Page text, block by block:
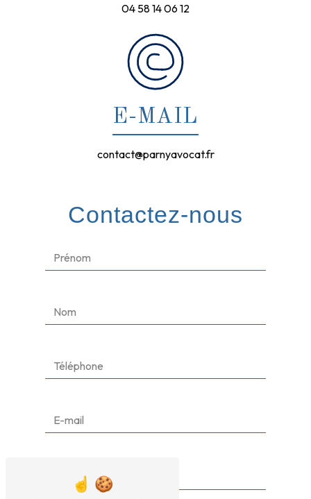
04 58 14 06 12
E-MAIL
contact@parnyavocat.fr
Contactez-nous